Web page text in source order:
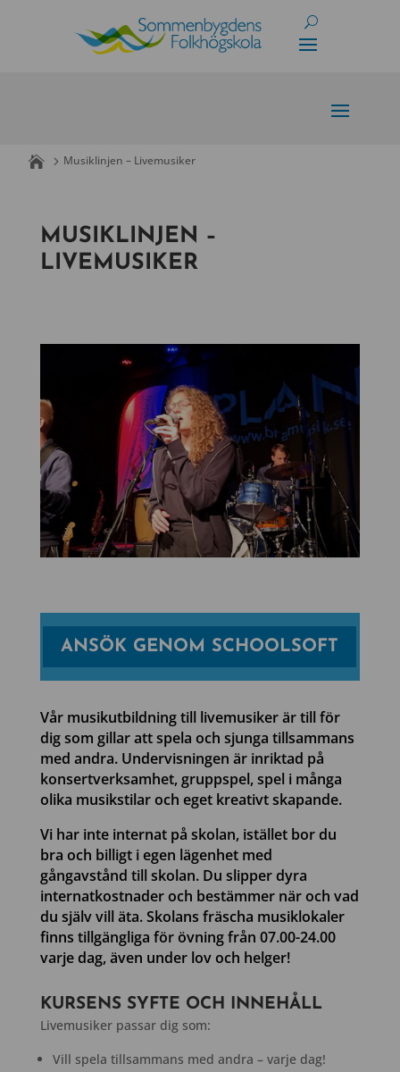
Musiklinjen – Livemusiker
MUSIKLINJEN –
LIVEMUSIKER
ANSÖK GENOM SCHOOLSOFT
Vår musikutbildning till livemusiker är till för
dig som gillar att spela och sjunga tillsammans
med andra. Undervisningen är inriktad på
konsertverksamhet, gruppspel, spel i många
olika musikstilar och eget kreativt skapande.
Vi har inte internat på skolan, istället bor du
bra och billigt i egen lägenhet med
gångavstånd till skolan. Du slipper dyra
internatkostnader och bestämmer när och vad
du själv vill äta. Skolans fräscha musiklokaler
finns tillgängliga för övning från 07.00-24.00
varje dag, även under lov och helger!
KURSENS SYFTE OCH INNEHÅLL
Livemusiker passar dig som:
Vill spela tillsammans med andra – varje dag!